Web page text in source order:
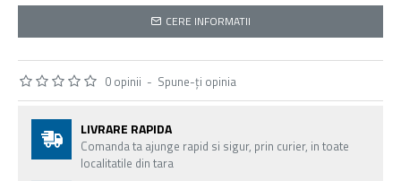
0 opinii - Spune-ţi opinia
CERE INFORMATII
LIVRARE RAPIDA
Comanda ta ajunge rapid si sigur, prin curier, in toate
localitatile din tara